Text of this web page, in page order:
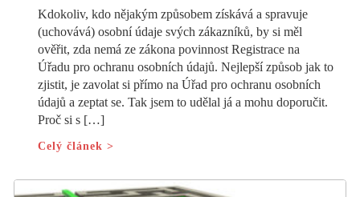
Kdokoliv, kdo nějakým způsobem získává a spravuje
(uchovává) osobní údaje svých zákazníků, by si měl
ověřit, zda nemá ze zákona povinnost Registrace na
Úřadu pro ochranu osobních údajů. Nejlepší způsob jak to
zjistit, je zavolat si přímo na Úřad pro ochranu osobních
údajů a zeptat se. Tak jsem to udělal já a mohu doporučit.
Proč si s […]
Celý článek >